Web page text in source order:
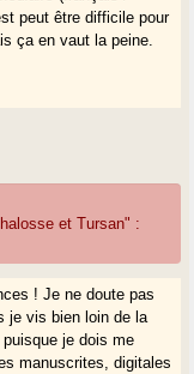
peut être difficile pour
ça en vaut la peine.
et Tursan" :
! Je ne doute pas
je vis bien loin de la
je dois me
manuscrites, digitales